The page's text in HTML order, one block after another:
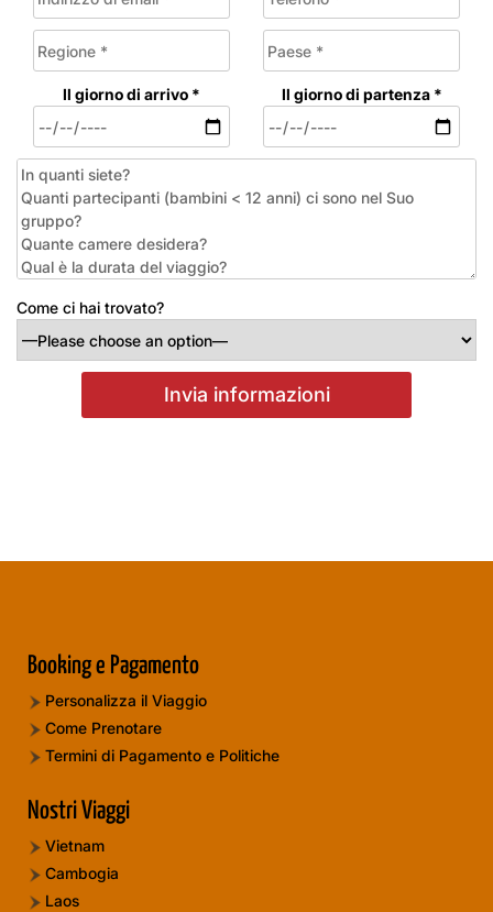
Il giorno di arrivo * Il giorno di partenza *
Come ci hai trovato?
Booking e Pagamento
Personalizza il Viaggio
Come Prenotare
Termini di Pagamento e Politiche
Nostri Viaggi
Vietnam
Cambogia
Laos